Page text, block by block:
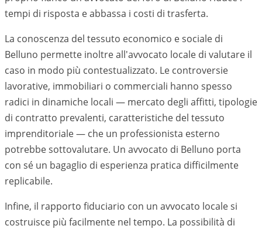
tempi di risposta e abbassa i costi di trasferta.
La conoscenza del tessuto economico e sociale di
Belluno permette inoltre all'avvocato locale di valutare il
caso in modo più contestualizzato. Le controversie
lavorative, immobiliari o commerciali hanno spesso
radici in dinamiche locali — mercato degli affitti, tipologie
di contratto prevalenti, caratteristiche del tessuto
imprenditoriale — che un professionista esterno
potrebbe sottovalutare. Un avvocato di Belluno porta
con sé un bagaglio di esperienza pratica difficilmente
replicabile.
Infine, il rapporto fiduciario con un avvocato locale si
costruisce più facilmente nel tempo. La possibilità di